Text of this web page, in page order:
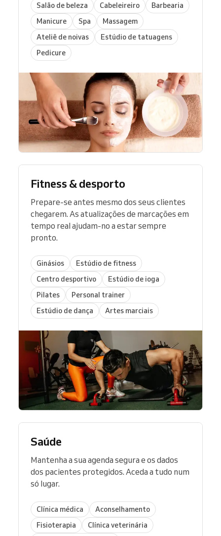
Salão de beleza Cabeleireiro
Barbearia
Manicure
Spa
Massagem
Ateliê de noivas
Estúdio de tatuagens
Pedicure
Fitness & desporto
Prepare-se antes mesmo dos seus clientes
chegarem. As atualizações de marcações em
tempo real ajudam-no a estar sempre
pronto.
Ginásios
Estúdio de fitness
Centro desportivo
Estúdio de ioga
Pilates
Personal trainer
Estúdio de dança
Artes marciais
Saúde
Mantenha a sua agenda segura e os dados
dos pacientes protegidos. Aceda a tudo num
só lugar.
Clínica médica
Aconselhamento
Fisioterapia
Clínica veterinária